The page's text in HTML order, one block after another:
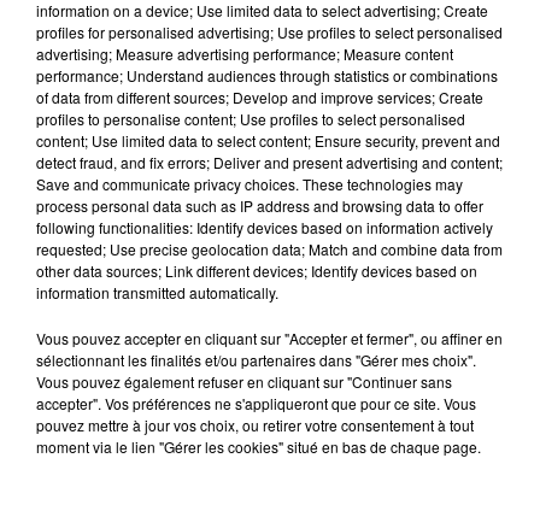
11h08
11h08
TEMPER CITY
11h04
11h04
Much
11h02
11h02 10h58
10h58
information on a device; Use limited data to select advertising; Create
profiles for personalised advertising; Use profiles to select personalised
advertising; Measure advertising performance; Measure content
performance; Understand audiences through statistics or combinations
of data from different sources; Develop and improve services; Create
profiles to personalise content; Use profiles to select personalised
content; Use limited data to select content; Ensure security, prevent and
detect fraud, and fix errors; Deliver and present advertising and content;
Save and communicate privacy choices. These technologies may
process personal data such as IP address and browsing data to offer
following functionalities: Identify devices based on information actively
requested; Use precise geolocation data; Match and combine data from
other data sources; Link different devices; Identify devices based on
information transmitted automatically.
Vous pouvez accepter en cliquant sur "Accepter et fermer", ou affiner en
sélectionnant les finalités et/ou partenaires dans "Gérer mes choix".
Vous pouvez également refuser en cliquant sur "Continuer sans
accepter". Vos préférences ne s'appliqueront que pour ce site. Vous
pouvez mettre à jour vos choix, ou retirer votre consentement à tout
moment via le lien "Gérer les cookies" situé en bas de chaque page.